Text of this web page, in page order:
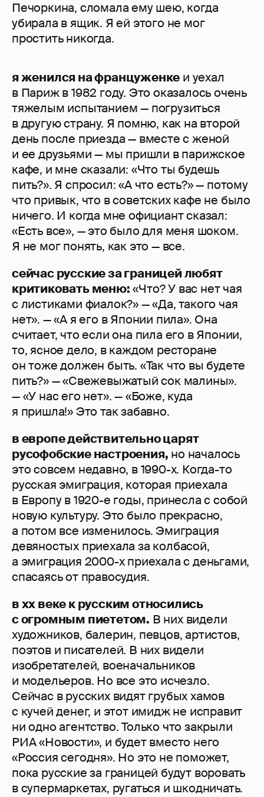
Печоркина, сломала ему шею, когда
убирала в ящик. Я ей этого не мог
простить никогда.
я женился на француженке и уехал
в Париж в 1982 году. Это оказалось очень
тяжелым испытанием — погрузиться
в другую страну. Я помню, как на второй
день после приезда — вместе с женой
и ее друзьями — мы пришли в парижское
кафе, и мне сказали: «Что ты будешь
пить?». Я спросил: «А что есть?» — потому
что привык, что в советских кафе не было
ничего. И когда мне официант сказал:
«Есть все», — это было для меня шоком.
Я не мог понять, как это — все.
сейчас русские за границей любят
критиковать меню:«Что? У вас нет чая
с листиками фиалок?» — «Да, такого чая
нет». — «А я его в Японии пила». Она
считает, что если она пила его в Японии,
то, ясное дело, в каждом ресторане
он тоже должен быть. «Так что вы будете
пить?» — «Свежевыжатый сок малины».
— «У нас его нет». — «Боже, куда
я пришла!» Это так забавно.
в европе действительно царят
русофобские настроения, но началось
это совсем недавно, в 1990-х. Когда-то
русская эмиграция, которая приехала
в Европу в 1920-е годы, принесла с собой
новую культуру. Это было прекрасно,
а потом все изменилось. Эмиграция
девяностых приехала за колбасой,
а эмиграция 2000-х приехала с деньгами,
спасаясь от правосудия.
в xx веке к русским относились
с огромным пиететом. В них видели
художников, балерин, певцов, артистов,
поэтов и писателей. В них видели
изобретателей, военачальников
и модельеров. Но все это исчезло.
Сейчас в русских видят грубых хамов
с кучей денег, и этот имидж не исправит
ни одно агентство. Только что закрыли
РИА «Новости», и будет вместо него
«Россия сегодня». Но это не поможет,
пока русские за границей будут воровать
в супермаркетах, ругаться и шкодничать.